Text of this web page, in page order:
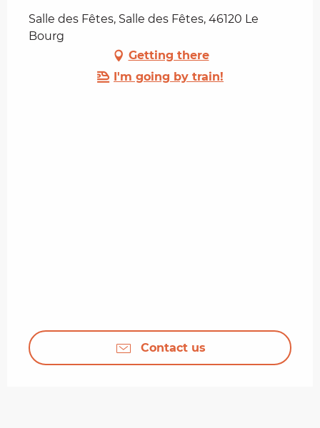
Salle des Fêtes, Salle des Fêtes, 46120 Le
Bourg
Getting there
I'm going by train!
Contact us